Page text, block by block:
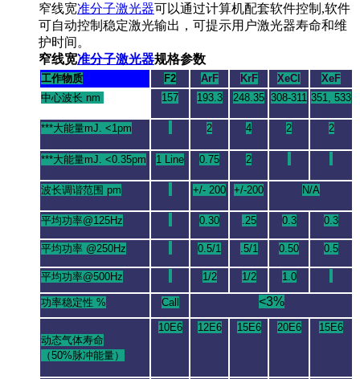
窄线宽准分子激光器可以通过计算机配套软件控制,软件
可自动控制稳定激光输出，可提示用户激光器寿命和维
护时间。
窄线宽准分子激光器规格参数
工作物质 F2 ArF KrF XeCl
XeF
中心波长 nm
157 193.3 248.35 308-311 351, 533
***大能量mJ. <1pm 2 4 2 2
***大能量mJ. <0.35pm 1 Line 0.75 2
波长调谐范围 pm +/- 200 +/-200 N/A
平均功率@125Hz 0.30 .25 0.3 0.3
平均功率 @250Hz 0.5/1 .5/1 0.50 0.5
平均功率@500Hz 1/2 1/2 1.0
功率稳定性 % Call <3%
动态气体寿命
（50%脉冲能量）
10E6 12E6 15E6 20E6 15E6